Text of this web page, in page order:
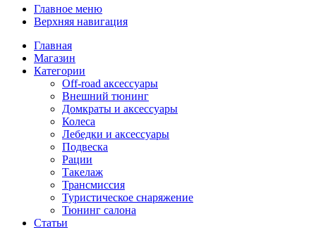
Главное меню
Верхняя навигация
Главная
Магазин
Категории
Off-road аксессуары
Внешний тюнинг
Домкраты и аксессуары
Колеса
Лебедки и аксессуары
Подвеска
Рации
Такелаж
Трансмиссия
Туристическое снаряжение
Тюнинг салона
Статьи